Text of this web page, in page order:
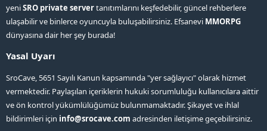
yeniSRO private servertanıtımlarını keşfedebilir, güncel rehberlere
ulaşabilir ve binlerce oyuncuyla buluşabilirsiniz. Efsanevi MMORPG
dünyasına dair her şey burada!
Yasal Uyarı
SroCave, 5651 Sayılı Kanun kapsamında "yer sağlayıcı" olarak hizmet
vermektedir. Paylaşılan içeriklerin hukuki sorumluluğu kullanıcılara aittir
ve ön kontrol yükümlülüğümüz bulunmamaktadır. Şikayet ve ihlal
bildirimleri için info@srocave.com adresinden iletişime geçebilirsiniz.